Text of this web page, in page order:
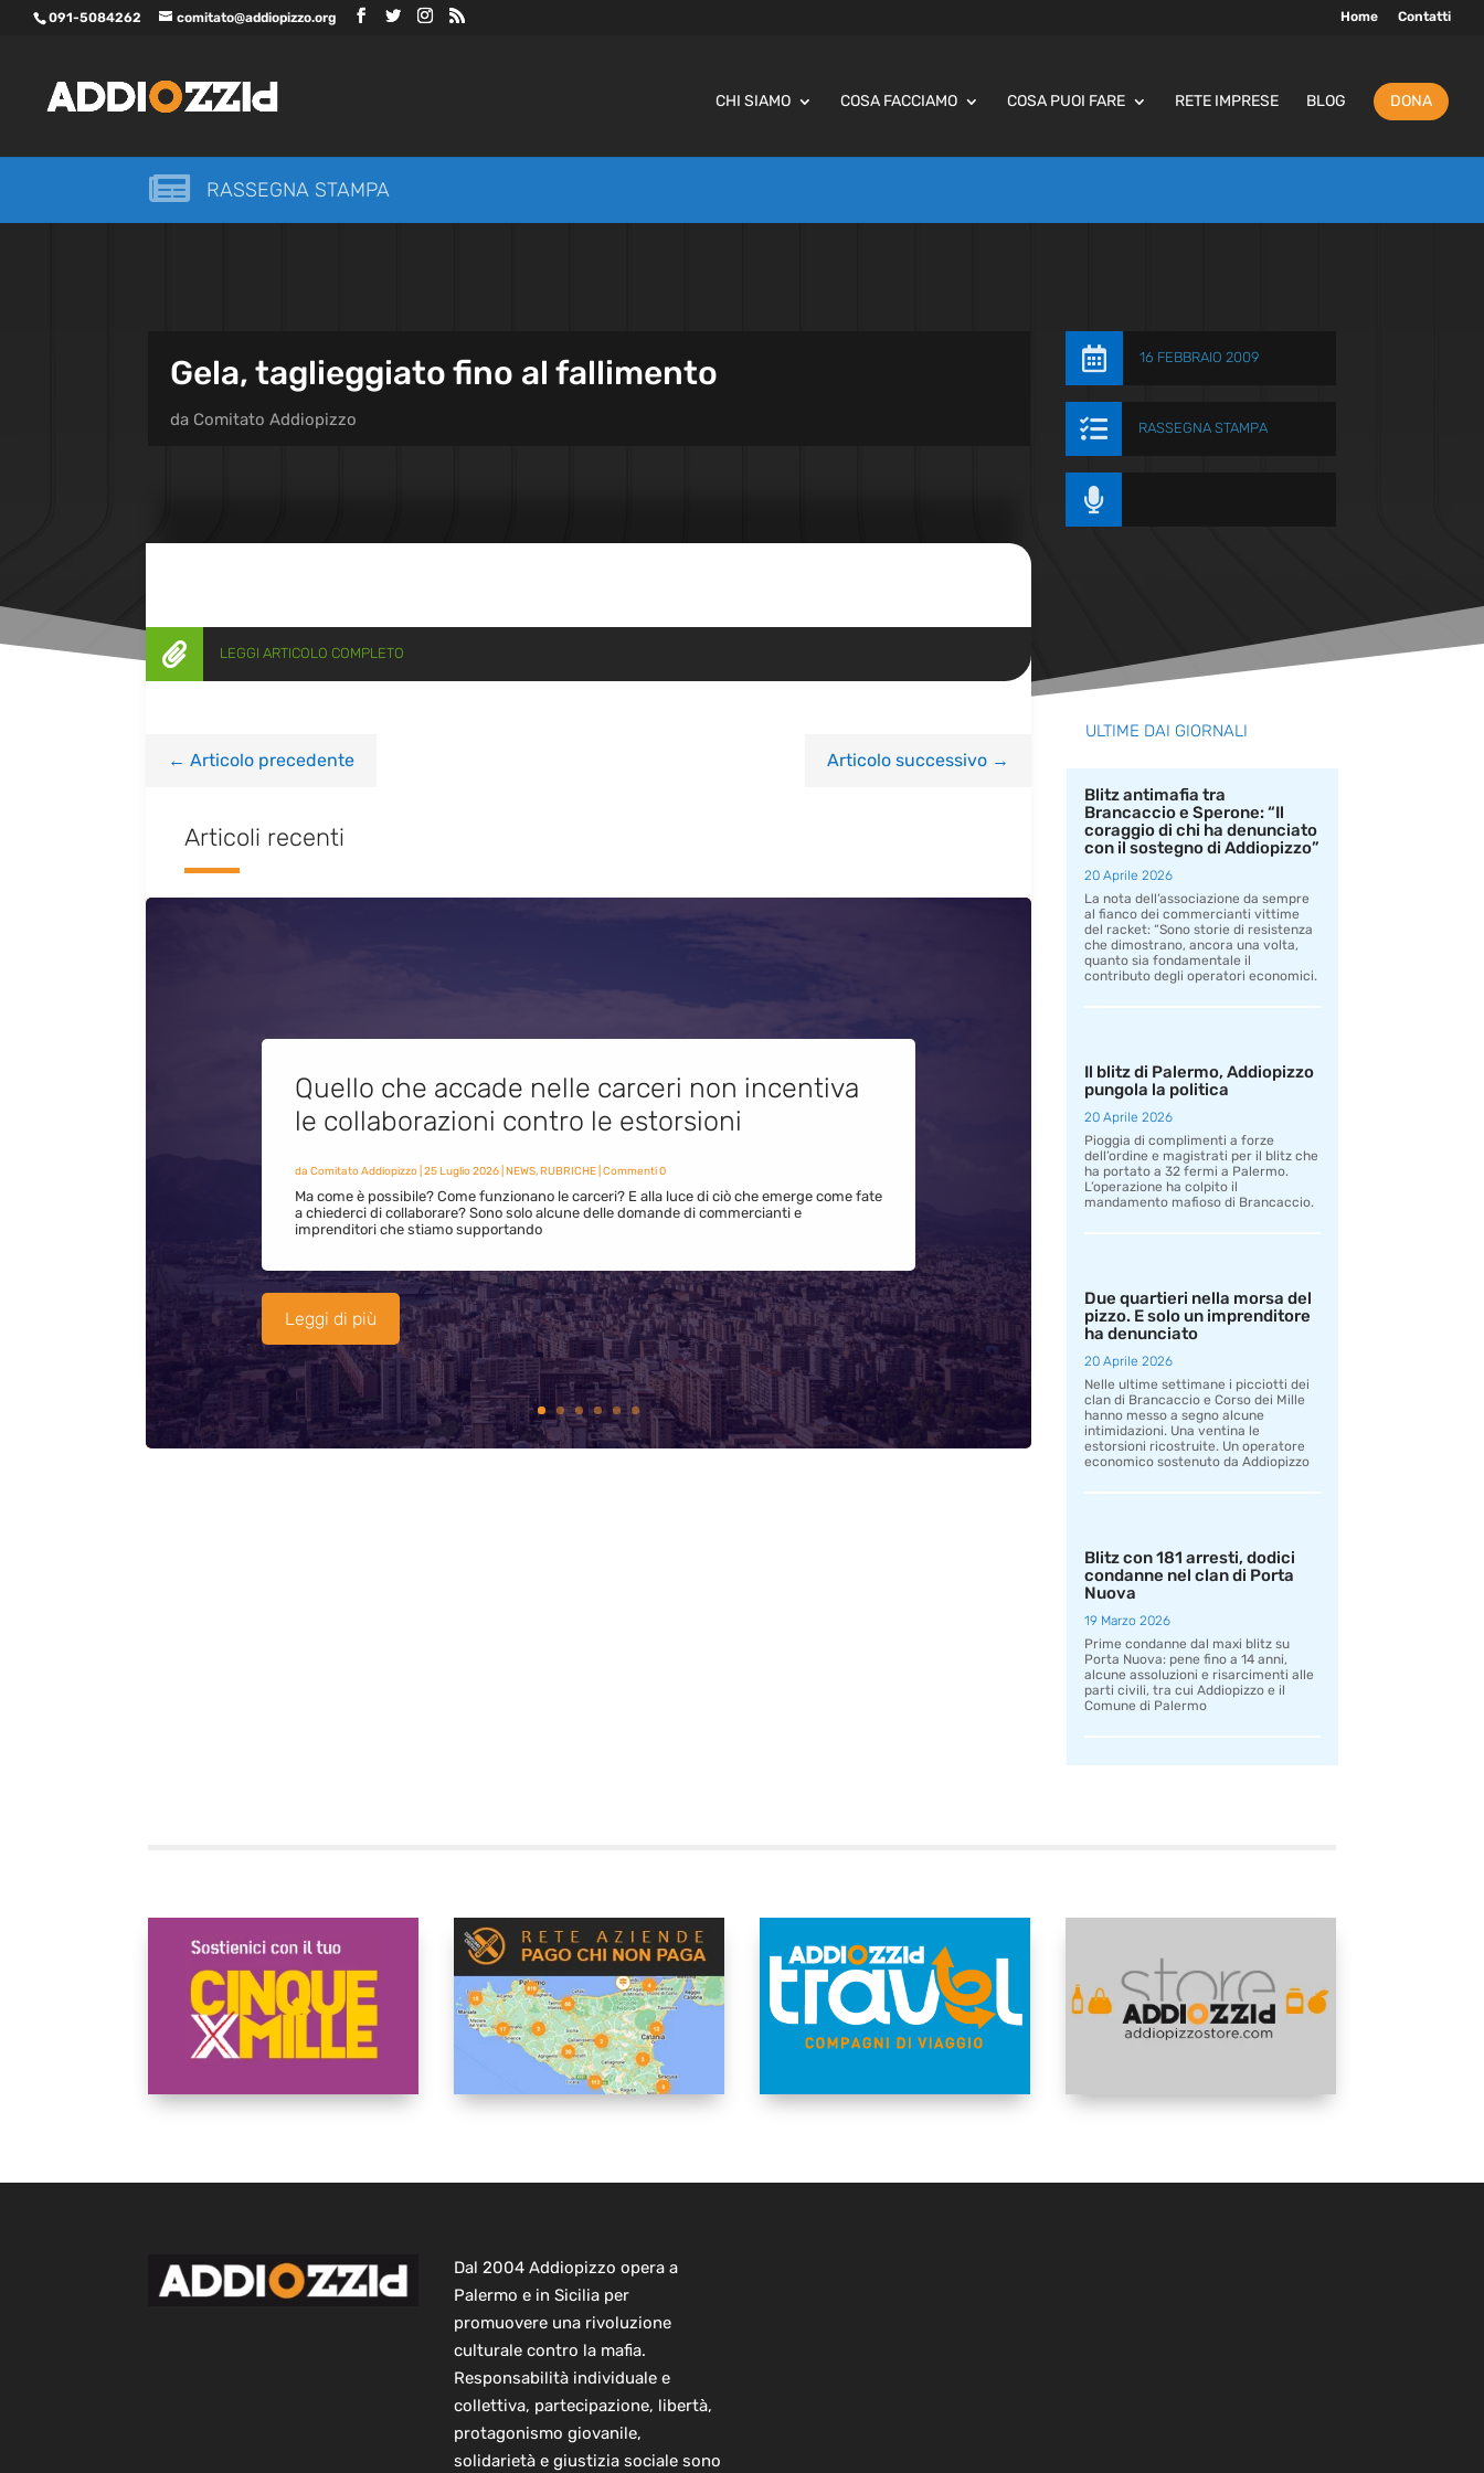
091-5084262 comitato@addiopizzo.org Home Contatti
CHI SIAMO COSA FACCIAMO COSA PUOI FARE RETE IMPRESE BLOG DONA
 RASSEGNA STAMPA
Gela, taglieggiato fino al fallimento
da Comitato Addiopizzo
 16 FEBBRAIO 2009
 RASSEGNA STAMPA

 LEGGI ARTICOLO COMPLETO
← Articolo precedente Articolo successivo→
Articoli recenti
Quello che accade nelle carceri non incentiva
le collaborazioni contro le estorsioni
da Comitato Addiopizzo| 25 Luglio 2026| NEWS,RUBRICHE| Commenti 0
Ma come è possibile? Come funzionano le carceri? E alla luce di ciò che emerge come fate
a chiederci di collaborare? Sono solo alcune delle domande di commercianti e
imprenditori che stiamo supportando
Leggi di più
ULTIME DAI GIORNALI
Blitz antimafia tra
Brancaccio e Sperone: “Il
coraggio di chi ha denunciato
con il sostegno di Addiopizzo”
20 Aprile 2026
La nota dell’associazione da sempre
al fianco dei commercianti vittime
del racket: “Sono storie di resistenza
che dimostrano, ancora una volta,
quanto sia fondamentale il
contributo degli operatori economici.
Il blitz di Palermo, Addiopizzo
pungola la politica
20 Aprile 2026
Pioggia di complimenti a forze
dell’ordine e magistrati per il blitz che
ha portato a 32 fermi a Palermo.
L’operazione ha colpito il
mandamento mafioso di Brancaccio.
Due quartieri nella morsa del
pizzo. E solo un imprenditore
ha denunciato
20 Aprile 2026
Nelle ultime settimane i picciotti dei
clan di Brancaccio e Corso dei Mille
hanno messo a segno alcune
intimidazioni. Una ventina le
estorsioni ricostruite. Un operatore
economico sostenuto da Addiopizzo
Blitz con 181 arresti, dodici
condanne nel clan di Porta
Nuova
19 Marzo 2026
Prime condanne dal maxi blitz su
Porta Nuova: pene fino a 14 anni,
alcune assoluzioni e risarcimenti alle
parti civili, tra cui Addiopizzo e il
Comune di Palermo
Dal 2004 Addiopizzo opera a
Palermo e in Sicilia per
promuovere una rivoluzione
culturale contro la mafia.
Responsabilità individuale e
collettiva, partecipazione, libertà,
protagonismo giovanile,
solidarietà e giustizia sociale sono